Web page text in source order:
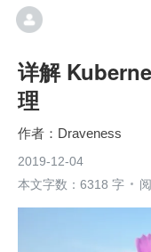
详解
理
Draveness
2019-12-04
本文字数：6318 字